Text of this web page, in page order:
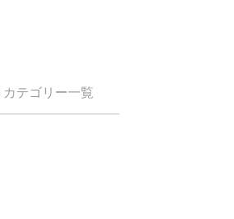
カテゴリー一覧